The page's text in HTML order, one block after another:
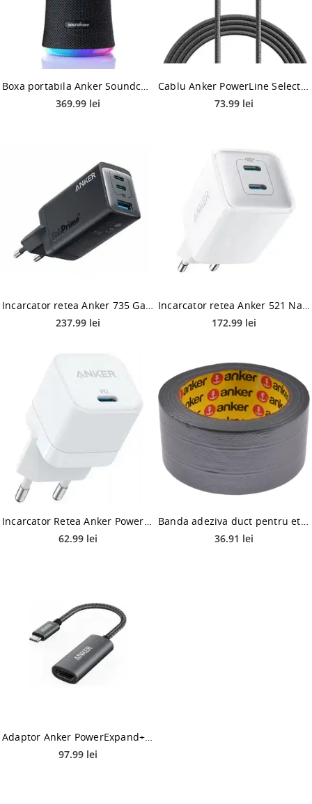
Boxa portabila Anker Soundcore Flare 2, 20W, sunet 360°, Bluetooth 5.0, lumini LED (Negru)
369.99 lei
Cablu Anker PowerLine Select+ A8013H12, Lightning, USB (Negru)
73.99 lei
Incarcator retea Anker 735 GaNPrime III 65W, PPS 3, USB-C, USB-A, PowerIQ 3.0, GaN II (Negru)
237.99 lei
Incarcator retea Anker 521 Nano Pro 40W, USB-C (Alb)
172.99 lei
62.99 lei
36.91 lei
97.99 lei